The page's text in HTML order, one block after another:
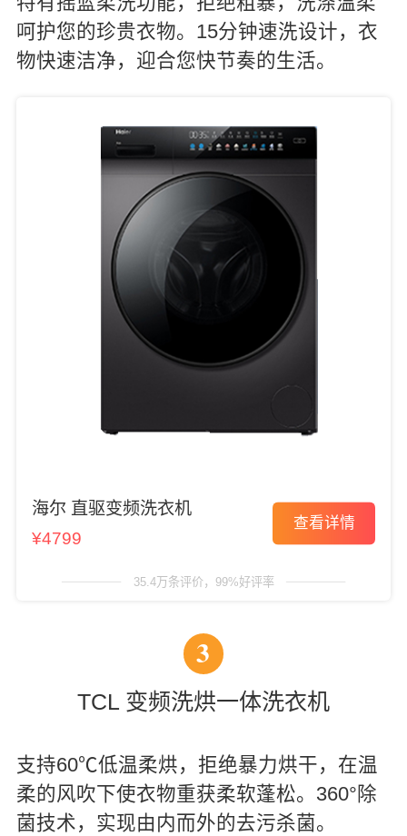
呵护您的珍贵衣物。15分钟速洗设计，衣
物快速洁净，迎合您快节奏的生活。
海尔 直驱变频洗衣机
¥4799
查看详情
35.4万条评价，99%好评率
3
TCL 变频洗烘一体洗衣机
支持60℃低温柔烘，拒绝暴力烘干，在温
柔的风吹下使衣物重获柔软蓬松。360°除
菌技术，实现由内而外的去污杀菌。